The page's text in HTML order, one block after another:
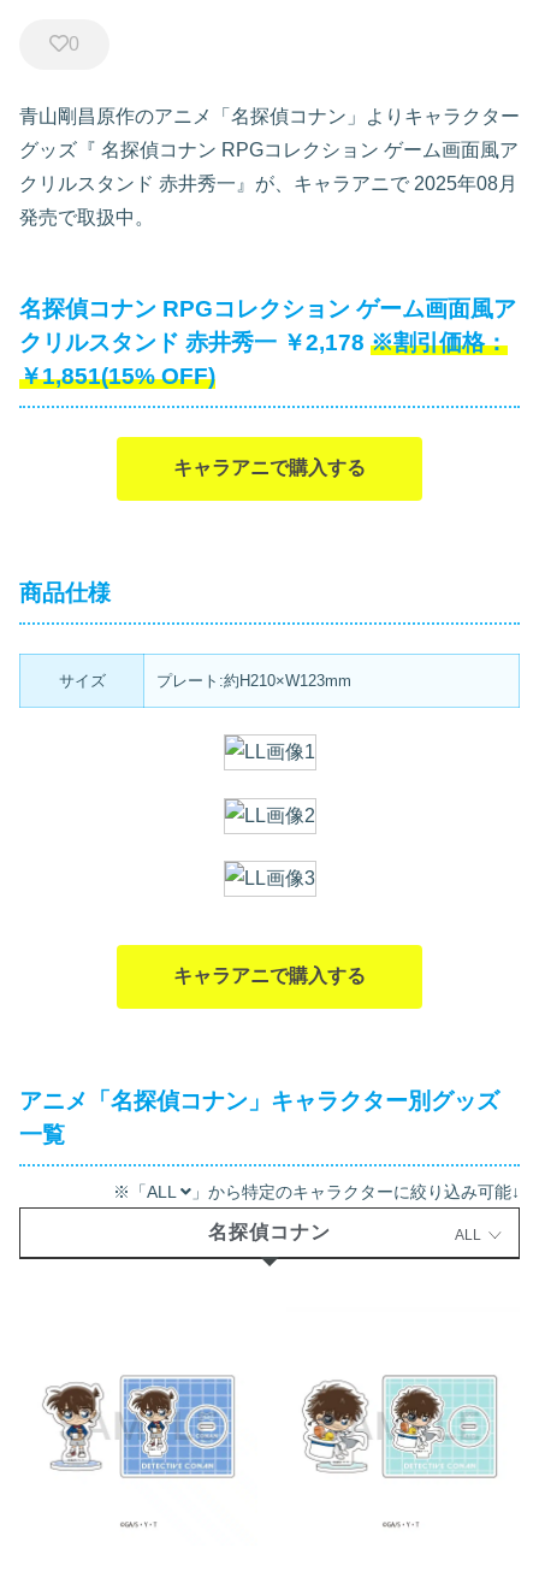
0
青山剛昌原作のアニメ「名探偵コナン」よりキャラクター
グッズ『 名探偵コナン RPGコレクション ゲーム画面風ア
クリルスタンド 赤井秀一』が、キャラアニで 2025年08月
発売で取扱中。
名探偵コナン RPGコレクション ゲーム画面風ア
クリルスタンド 赤井秀一 ￥2,178
￥1,851(15% OFF)
キャラアニで購入する
商品仕様
サイズ プレート:約H210×W123mm
キャラアニで購入する
アニメ「名探偵コナン」キャラクター別グッズ
一覧
※「ALL 」から特定のキャラクターに絞り込み可能↓
名探偵コナン ALL
名探偵コナン ミニアクリルスタ
ンド サウナ (江戸川 コナン)【再
販】 2026年12月上旬発売
名探偵コナン ミニアクリルスタ
ンド サウナ (怪盗キッド)【再
販】 2026年12月上旬発売